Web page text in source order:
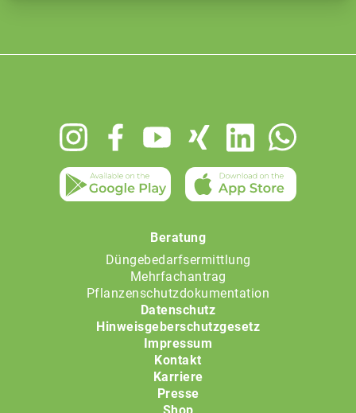
Beratung
Düngebedarfsermittlung
Mehrfachantrag
Pflanzenschutzdokumentation
Datenschutz
Hinweisgeberschutzgesetz
Impressum
Kontakt
Karriere
Presse